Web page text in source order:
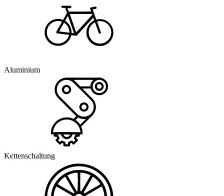
Aluminium
Kettenschaltung